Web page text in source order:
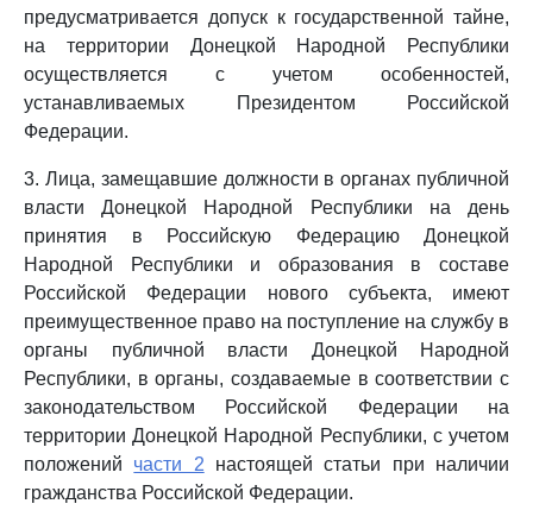
предусматривается допуск к государственной тайне,
на территории Донецкой Народной Республики
осуществляется с учетом особенностей,
устанавливаемых Президентом Российской
Федерации.
3. Лица, замещавшие должности в органах публичной
власти Донецкой Народной Республики на день
принятия в Российскую Федерацию Донецкой
Народной Республики и образования в составе
Российской Федерации нового субъекта, имеют
преимущественное право на поступление на службу в
органы публичной власти Донецкой Народной
Республики, в органы, создаваемые в соответствии с
законодательством Российской Федерации на
территории Донецкой Народной Республики, с учетом
положений части 2 настоящей статьи при наличии
гражданства Российской Федерации.